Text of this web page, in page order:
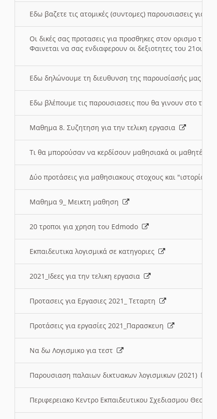
Εδω βαζετε τις ατομικές (συντομες) παρουσιασεις για
Οι δικές σας προτασεις για προσθηκες στον ορισμο
Φαινεται να σας ενδιαφερουν οι δεξιοτητες του 21ου
Εδω δηλώνουμε τη διευθυνση της παρουσίασής μας
Εδω βλέπουμε τις παρουσιασεις που θα γινουν στο
Μαθημα 8. Συζητηση για την τελικη εργασια
Τι θα μπορούσαν να κερδίσουν μαθησιακά οι μαθητές/
Δύο προτάσεις για μαθησιακους στοχους και "ιστορία"
Μαθημα 9_ Μεικτη μαθηση
20 τροποι για χρηση του Edmodo
Εκπαιδευτικα λογισμικά σε κατηγοριες
2021_Ιδεες για την τελικη εργασια
Προτασεις για Εργασιες 2021_ Τεταρτη
Προτάσεις για εργασίες 2021_Παρασκευη
Να δω Λογισμικο για τεστ
Παρουσιαση παλαιων δικτυακων λογισμικων (2021)
Περιφερειακο Κεντρο Εκπαιδευτικου Σχεδιασμου